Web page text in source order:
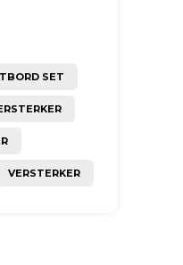
SET
VERSTERKER